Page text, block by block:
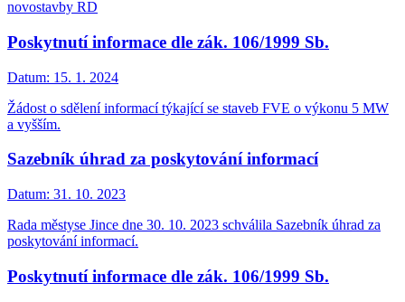
novostavby RD
Poskytnutí informace dle zák. 106/1999 Sb.
Datum: 15. 1. 2024
Žádost o sdělení informací týkající se staveb FVE o výkonu 5 MW
a vyšším.
Sazebník úhrad za poskytování informací
Datum: 31. 10. 2023
Rada městyse Jince dne 30. 10. 2023 schválila Sazebník úhrad za
poskytování informací.
Poskytnutí informace dle zák. 106/1999 Sb.